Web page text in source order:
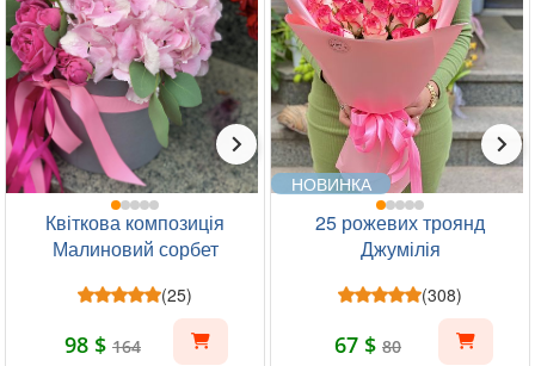
Квіткова композиція
Малиновий сорбет
(25)
98 $ 164
НОВИНКА
25 рожевих троянд
Джумілія
(308)
67 $ 80